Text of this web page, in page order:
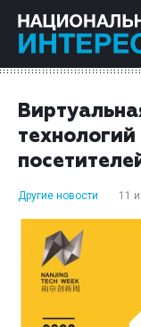
Другие новости 11